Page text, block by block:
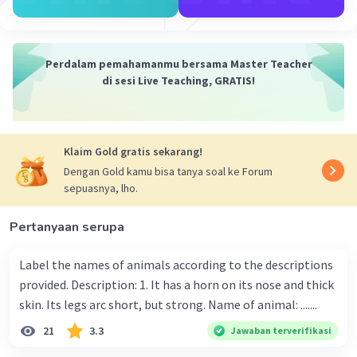
menjaga lingkungan. Ketika kita merawat
saling terhubung dan bergantung satu sama lain.
Selain itu, merawat tanaman juga dapat
menunjukkan bahwa berinteraksi dengan alam,
termasuk merawat tanaman, dapat mengurangi
stres, meningkatkan mood, dan bahkan
meningkatkan konsentrasi dan produktivitas.
Oleh karena itu, saya menyerukan kepada kita
merawat tanaman di sekolah kita. Mari kita
mulai dengan hal-hal kecil, seperti tidak
membuang sampah sembarangan, tidak
merusak tanaman, dan membantu dalam
kegiatan penanaman dan pemeliharaan
Perdalam pemahamanmu bersama Master Teacher
di sesi Live Teaching, GRATIS!
Klaim Gold gratis sekarang!
Dengan Gold kamu bisa tanya soal ke Forum
sepuasnya, lho.
Pertanyaan serupa
Label the names of animals according to the descriptions
provided. Description: 1. It has a horn on its nose and thick
skin. Its legs arc short, but strong. Name of animal: .......
21 3.3 Jawaban terverifikasi